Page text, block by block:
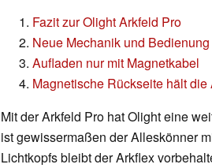
Fazit zur Olight Arkfeld Pro
Neue Mechanik und Bedienung
Aufladen nur mit Magnetkabel
Magnetische Rückseite hält
Mit der Arkfeld Pro hat Olight eine
ist gewissermaßen der Alleskönner
Lichtkopfs bleibt der Arkflex